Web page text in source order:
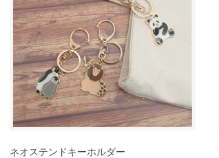
ネオステンドキーホルダー